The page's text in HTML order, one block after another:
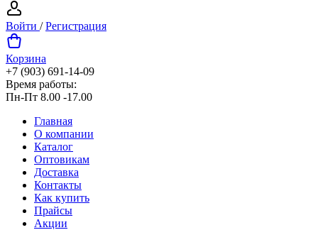
Войти /Регистрация
Корзина
+7 (903) 691-14-09
Время работы:
Пн-Пт 8.00 -17.00
Главная
О компании
Каталог
Оптовикам
Доставка
Контакты
Как купить
Прайсы
Акции